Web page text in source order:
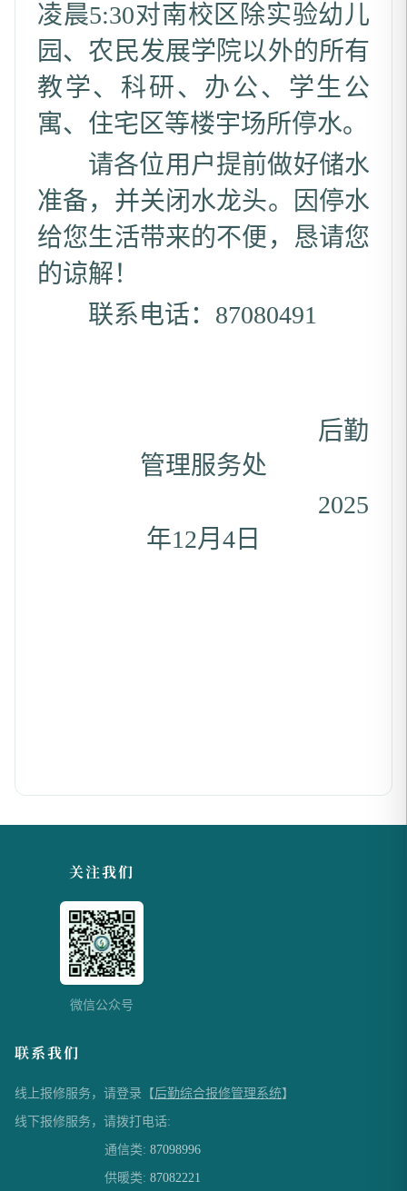
凌晨5:30对南校区除实验幼儿
园、农民发展学院以外的所有
教学、科研、办公、学生公
寓、住宅区等楼宇场所停水。
请各位用户提前做好储水
准备，并关闭水龙头。因停水
给您生活带来的不便，恳请您
的谅解！
联系电话：87080491
后勤
管理服务处
2025
年12月4日
关注我们
微信公众号
联系我们
线上报修服务，请登录【后勤综合报修管理系统】
线下报修服务，请拨打电话:
通信类:87098996
供暖类:87082221